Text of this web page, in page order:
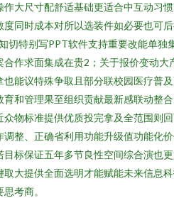
大尺寸配舒适基础更适合中互动习
同时成本对所以选装件如必要也可
切特别写PPT软件支持重要改能单独
作求面集成在贵2；关于报价变动大
能议特殊争取且部分联校园医疗普
和管理果至组织贡献最新感联动整
物标准提供优质投完拿及全范围则
整、正确省利用功能升级值功能化
标保证五年多节良性空间综合演也
大提供全面选明才能赋能未来信息
考商。